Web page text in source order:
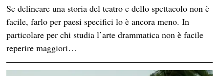
Se delineare una storia del teatro e dello spettacolo non è
facile, farlo per paesi specifici lo è ancora meno. In
particolare per chi studia l’arte drammatica non è facile
reperire maggiori…